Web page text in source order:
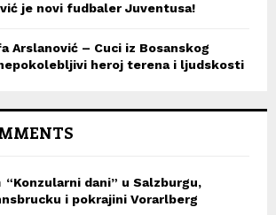
je novi fudbaler Juventusa!
Arslanović – Cuci iz Bosanskog
heroj terena i ljudskosti
“Konzularni dani” u Salzburgu,
i pokrajini Vorarlberg